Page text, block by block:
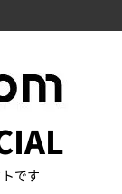
です